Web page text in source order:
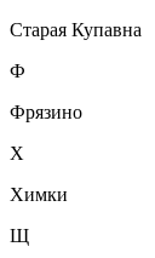
Старая Купавна
Ф
Фрязино
Х
Химки
Щ